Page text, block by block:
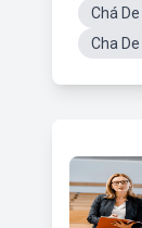
Chá
Cha